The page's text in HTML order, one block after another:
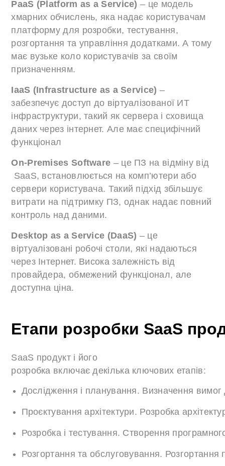
PaaS (Platform as a Service)– це модель
хмарних обчислень, яка надає користувачам
платформу для розробки, тестування,
розгортання та управління додатками. А тому
має вузьке коло користувачів за своїм
призначенням.
IaaS (Infrastructure as a Service) –
забезпечує доступ до віртуалізованої ИТ
інфраструктури, такий як сервера і сховища
даних через інтернет. Але має специфічний
функціонал
On-Premises Software – це ПЗ на відміну від
SaaS, встановлюється на комп’ютери або
сервери користувача. Такий підхід збільшує
витрати на підтримку ПЗ, однак надає повний
контроль над даними.
Desktop as a Service (DaaS) – це
віртуалізовані робочі столи, які надаються
через Інтернет. Висока залежність від
провайдера, обмежений функціонал, але
доступна ціна.
Етапи розробки SaaS
SaaS продукт і його
розробка включає декілька ключових етапів:
Дослідження і планування. Визначення вимог
Проєктування архітектури. Розробка
Розробка і тестування. Створення
Розгортання та обслуговування. Розгортання